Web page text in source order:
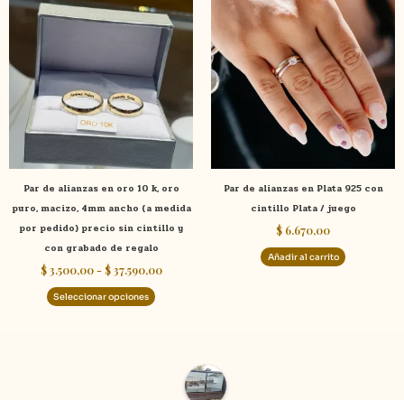
Par de alianzas en oro 10 k, oro
puro, macizo, 4mm ancho (a medida
por pedido) precio sin cintillo y
con grabado de regalo
$3.500,00 - $37.590,00
precios:
desde
$ 3.500,00
hasta
$ 37.590,00
Seleccionar opciones
producto
tiene
múltiples
variantes.
Las
opciones
se
pueden
elegir
en
la
página
de
producto
Par de alianzas en Plata 925 con
cintillo Plata / juego
$ 6.670,00
Añadir al carrito